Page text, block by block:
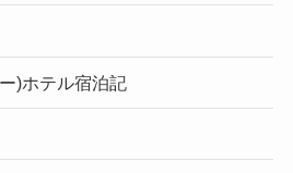
)ホテル宿泊記